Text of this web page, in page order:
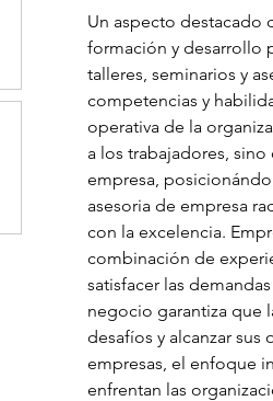
Un aspecto destacado
formación y desarrollo
talleres, seminarios y
competencias y
operativa de la
a los trabajadores,
empresa,
asesoria de empresa
con la excelencia.
combinación de
satisfacer las
negocio garantiza que
desafíos y alcanzar
empresas, el enfoque
enfrentan las